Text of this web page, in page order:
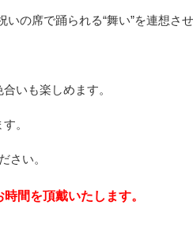
の席で踊られる“舞い”を連想さ
いも楽しめます。
。
さい。
間を頂戴いたします。